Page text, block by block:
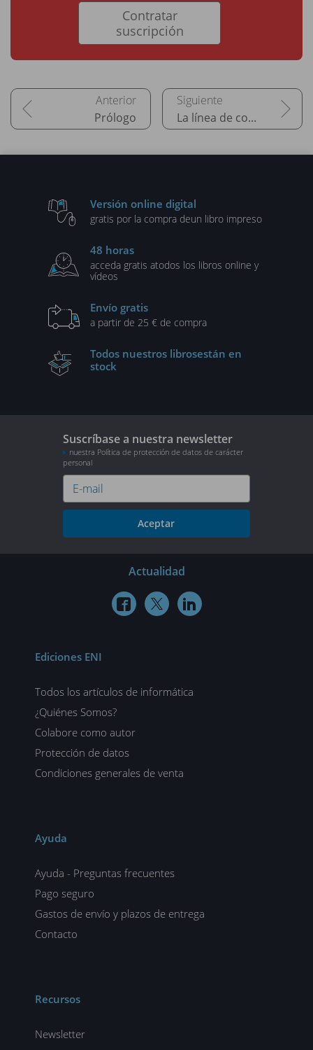
Contratar
suscripción
Prólogo La línea de comandos
Versión online digital
gratis por la compra deun libro impreso
48 horas
acceda gratis atodos los libros online y
vídeos
Envío gratis
a partir de 25 € de compra
Todos nuestros librosestán en
stock
Suscríbase a nuestra newsletter
nuestra Política de protección de datos de carácter
personal
Aceptar
Actualidad
  
Ediciones ENI
Todos los artículos de informática
¿Quiénes Somos?
Colabore como autor
Protección de datos
Condiciones generales de venta
Ayuda
Ayuda - Preguntas frecuentes
Pago seguro
Gastos de envío y plazos de entrega
Contacto
Recursos
Newsletter